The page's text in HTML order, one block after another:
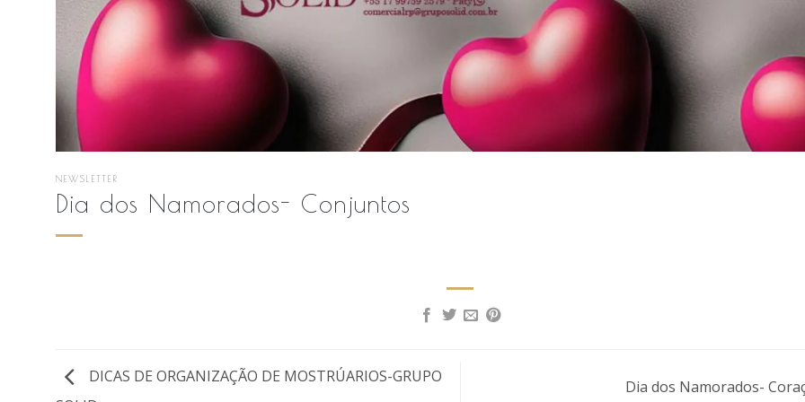
NEWSLETTER
Dia dos Namorados- Conjuntos
DICAS DE ORGANIZAÇÃO DE MOSTRÚARIOS-GRUPO
Dia dos Namorados-